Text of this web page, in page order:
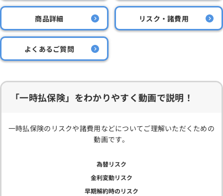
商品詳細 リスク・諸費用
よくあるご質問
「一時払保険」をわかりやすく動画で説明！
一時払保険のリスクや諸費用などについてご理解いただくための
動画です。
為替リスク
金利変動リスク
早期解約時のリスク